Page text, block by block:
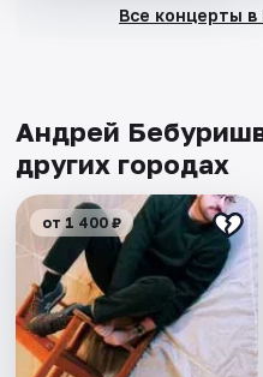
Все концерты в
Андрей
других городах
от 1 400 ₽